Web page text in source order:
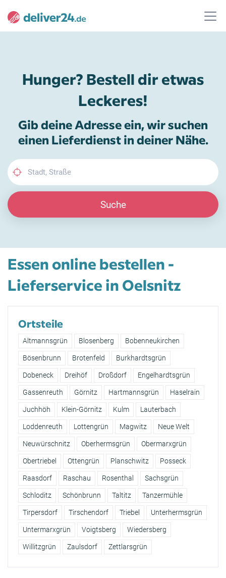
Hunger? Bestell dir etwas
Leckeres!
Gib deine Adresse ein, wir suchen
einen Lieferdienst in deiner Nähe.
Suche
Essen online bestellen -
Lieferservice in Oelsnitz
Ortsteile
Altmannsgrün Blosenberg Bobenneukirchen
Bösenbrunn Brotenfeld Burkhardtsgrün
Dobeneck Dreihöf Droßdorf Engelhardtsgrün
Gassenreuth Görnitz Hartmannsgrün Haselrain
Juchhöh Klein-Görnitz Kulm Lauterbach
Loddenreuth Lottengrün Magwitz Neue Welt
Neuwürschnitz Oberhermsgrün Obermarxgrün
Obertriebel Ottengrün Planschwitz Posseck
Raasdorf Raschau Rosenthal Sachsgrün
Schloditz Schönbrunn Taltitz Tanzermühle
Tirpersdorf Tirschendorf Triebel Unterhermsgrün
Untermarxgrün Voigtsberg Wiedersberg
Willitzgrün Zaulsdorf Zettlarsgrün